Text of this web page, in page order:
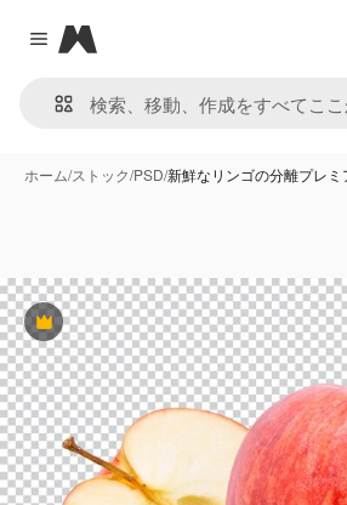
Close menu
Magnific
ホーム/ストック/PSD/新鮮なリンゴの分離プレミ
Premium